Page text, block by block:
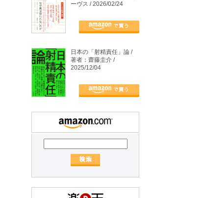
ーヴス / 2026/02/24
日本の「射精責任」論 /
著者：齋藤圭介 /
2025/12/04